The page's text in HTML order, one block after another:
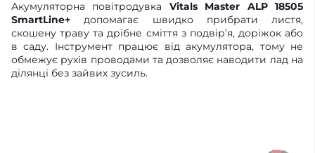
Акумуляторна повітродувка Vitals Master ALP 18505
SmartLine+ допомагає швидко прибрати листя,
скошену траву та дрібне сміття з подвір’я, доріжок або
в саду. Інструмент працює від акумулятора, тому не
обмежує рухів проводами та дозволяє наводити лад на
ділянці без зайвих зусиль.